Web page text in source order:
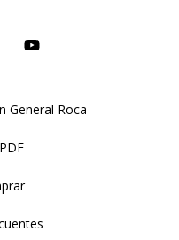
General Roca